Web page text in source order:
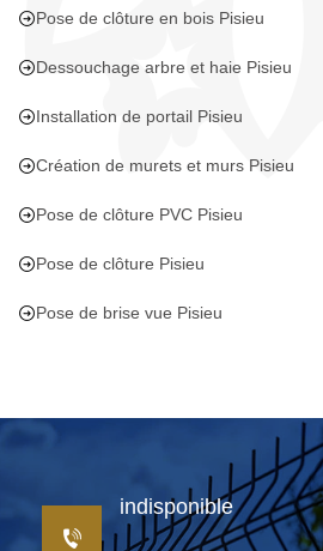
Pose de clôture en bois Pisieu
Dessouchage arbre et haie Pisieu
Installation de portail Pisieu
Création de murets et murs Pisieu
Pose de clôture PVC Pisieu
Pose de clôture Pisieu
Pose de brise vue Pisieu
indisponible